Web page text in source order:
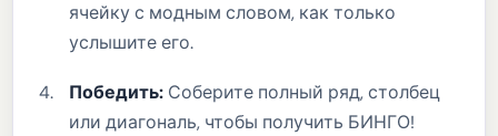
ячейку с модным словом, как только
услышите его.
Победить: Соберите полный ряд, столбец
или диагональ, чтобы получить БИНГО!